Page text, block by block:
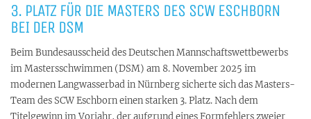
3. PLATZ FÜR DIE MASTERS DES SCW ESCHBORN
BEI DER DSM
Beim Bundesausscheid des Deutschen Mannschaftswettbewerbs
im Mastersschwimmen (DSM) am 8. November 2025 im
modernen Langwasserbad in Nürnberg sicherte sich das Masters-
Team des SCW Eschborn einen starken 3. Platz. Nach dem